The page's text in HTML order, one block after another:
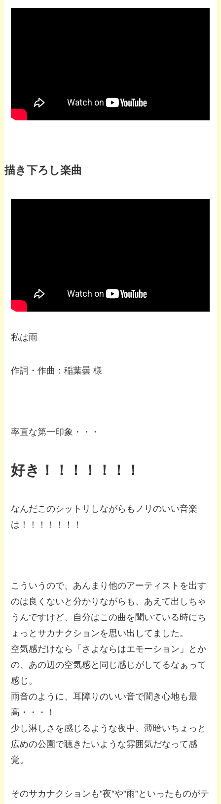
描き下ろし楽曲
私は雨
作詞・作曲：稲葉曇 様
率直な第一印象・・・
好き！！！！！！！
なんだこのシットリしながらもノリのいい音楽
は！！！！！！！
こういうので、あんまり他のアーティストを出す
のは良くないと分かりながらも、あえて出しちゃ
うんですけど、自分はこの曲を聞いている時にち
ょっとサカナクションを思い出してました。
空気感だけなら「さよならはエモーション」とか
の、あの辺の空気感と同じ感じがしてるなぁって
感じ。
雨音のように、耳障りのいい音で聞き心地も最
高・・・！
少し淋しさを感じるような夜中、薄暗いちょっと
広めの公園で聴きたいような雰囲気だなって感
覚。
そのサカナクションも”夜”や”雨”といったものがテ